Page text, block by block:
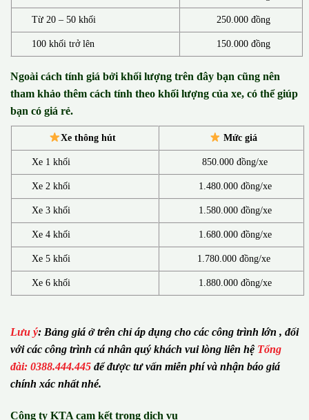
Từ 20 – 50 khối 250.000 đồng
100 khối trở lên 150.000 đồng
Ngoài cách tính giá bởi khối lượng trên đây bạn cũng nên
tham khảo thêm cách tính theo khối lượng của xe, có thể giúp
bạn có giá rẻ.
Xe thông hút Mức giá
Xe 1 khối 850.000 đồng/xe
Xe 2 khối 1.480.000 đồng/xe
Xe 3 khối 1.580.000 đồng/xe
Xe 4 khối 1.680.000 đồng/xe
Xe 5 khối 1.780.000 đồng/xe
Xe 6 khối 1.880.000 đồng/xe
Lưu ý: Bảng giá ở trên chỉ áp dụng cho các công trình lớn , đối
với các công trình cá nhân quý khách vui lòng liên hệ Tổng
đài: 0388.444.445 để được tư vấn miễn phí và nhận báo giá
chính xác nhất nhé.
Công ty KTA cam kết trong dịch vụ